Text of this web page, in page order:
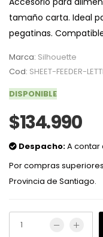
tamaño carta. Ideal
pegatinas.
Marca: Silhouette
Cod: SHEET-FEEDER-
DISPONIBLE
$134.990
Despacho:A contar
Por compras
Provincia de Santiago.